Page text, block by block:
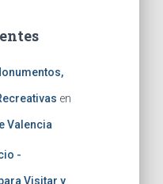
en
Valencia
-
Visitar y